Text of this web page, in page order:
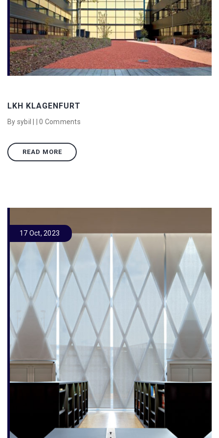
LKH KLAGENFURT
By sybil | |0 Comments
READ MORE
17 Oct, 2023